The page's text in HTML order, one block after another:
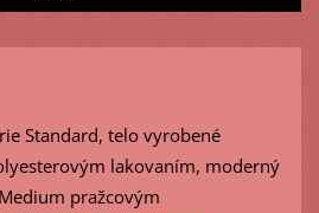
Standard, telo vyrobené
lakovaním, moderný
pražcovým